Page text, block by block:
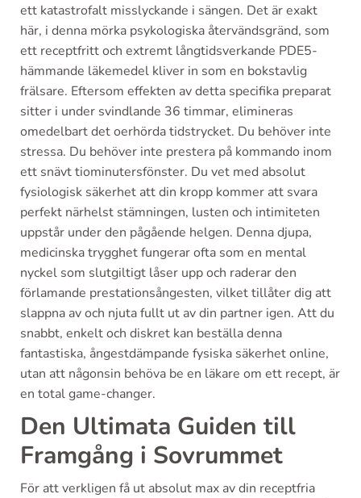
ett katastrofalt misslyckande i sängen. Det är exakt
här, i denna mörka psykologiska återvändsgränd, som
ett receptfritt och extremt långtidsverkande PDE5-
hämmande läkemedel kliver in som en bokstavlig
frälsare. Eftersom effekten av detta specifika preparat
sitter i under svindlande 36 timmar, elimineras
omedelbart det oerhörda tidstrycket. Du behöver inte
stressa. Du behöver inte prestera på kommando inom
ett snävt tiominutersfönster. Du vet med absolut
fysiologisk säkerhet att din kropp kommer att svara
perfekt närhelst stämningen, lusten och intimiteten
uppstår under den pågående helgen. Denna djupa,
medicinska trygghet fungerar ofta som en mental
nyckel som slutgiltigt låser upp och raderar den
förlamande prestationsångesten, vilket tillåter dig att
slappna av och njuta fullt ut av din partner igen. Att du
snabbt, enkelt och diskret kan beställa denna
fantastiska, ångestdämpande fysiska säkerhet online,
utan att någonsin behöva be en läkare om ett recept, är
en total game-changer.
Den Ultimata Guiden till
Framgång i Sovrummet
För att verkligen få ut absolut max av din receptfria